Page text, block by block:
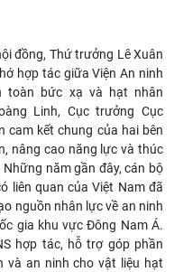
đồng, Thứ trưởng Lê Xuân
hợp tác giữa Viện An ninh
toàn bức xạ và hạt nhân
Linh, Cục trưởng Cục
cam kết chung của hai bên
nâng cao năng lực và thúc
năm gần đây, cán bộ
liên quan của Việt Nam đã
nguồn nhân lực về an ninh
gia khu vực Đông Nam Á.
hợp tác, hỗ trợ góp phần
và an ninh cho vật liệu hạt